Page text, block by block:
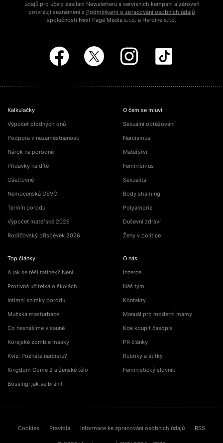
údajů pro účely zasílání Newsletteru a servisních kampaní a zároveň
potvrzuji seznámení s Podmínkami o zpracování osobních údajů
společností Next Page Media s.r.o. a Heroine s.r.o.
Kalkulačky
Výpočet plodných dnů
Podpora v nezaměstnanosti
Nárok na porodné
Přídavky na dítě
Ošetřovné
Nemocenská OSVČ
Termín porodu
Výpočet mateřské 2026
Rodičovský příspěvek 2026
Top články
A jak se těší tatínek? Není…
Protivná učitelka o školách
Intimní snímky porodu
Mužská masturbace
Co nesnášíme v sauně
Korejské zombie masky
Kvíz: Poznáte narcistu?
Kingdom Come 2 a ženské tělo
Bossing: jak se bránit
O čem se mluví
Sexuální obtěžování
Narcismus
Mateřství
Feminismus
Sexualita
Body shaming
Polyamorie
Duševní zdraví
Ženy v politice
O nás
Inzerce
Náš tým
Kontakty
Manuál pro moderní mámy
Kde koupit časopis
PR články
Rubriky a štítky
Feministický slovník
Cookies Pravidla Informace ke zpracování osobních údajů RSS